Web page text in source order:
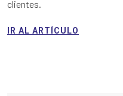
clientes.
IR AL ARTÍCULO